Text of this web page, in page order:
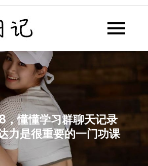
懂懂日记网每天同步更新懂懂学
懂懂学习群聊天记录
达力是很重要的一门功课